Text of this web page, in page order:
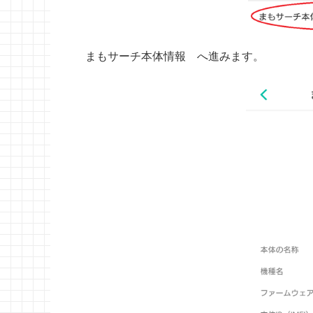
まもサーチ本体情報 へ進みます。